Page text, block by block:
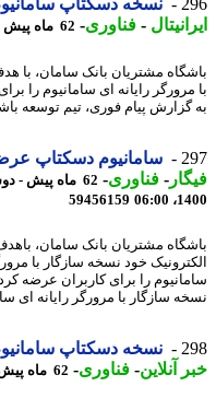
نسخه دسکتاپ سامانیوم
-فناوری- 62 ماه پیش - دوشنبه 31 خرداد 1400، 06:10
مشتریان بانک سامان، با هدف
رایانه ای سامانیوم را برای
پیام فوری، تیم توسعه باشگاه
سامانیوم دسکتاپ عرضه
-فناوری-
59456159
مشتریان بانک سامان، باهدف
خود نسخه سازگار با مرورگر
را برای کاربران عرضه کرد. -
سازگار با مرورگر رایانه ای
نسخه دسکتاپ سامانیوم
آنلاین-فناوری- 62 ماه پیش - دوشنبه 31 خرداد 1400، 05:20